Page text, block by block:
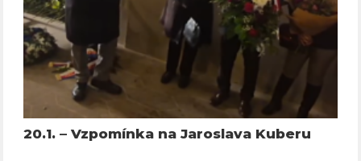
20.1. – Vzpomínka na Jaroslava Kuberu